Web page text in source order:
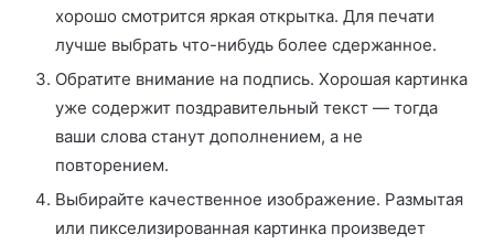
хорошо смотрится яркая открытка. Для печати
лучше выбрать что-нибудь более сдержанное.
Обратите внимание на подпись. Хорошая картинка
уже содержит поздравительный текст — тогда
ваши слова станут дополнением, а не
повторением.
Выбирайте качественное изображение. Размытая
или пикселизированная картинка произведет